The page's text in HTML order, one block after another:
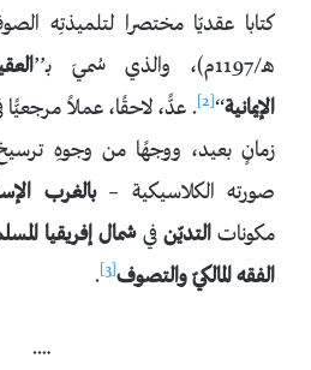
كتابا عقديّا مختصرا لتلميذتِه
هـ/1197م)، والذي سُميَ بـ’’
الإيمانية‘‘
[2]
. عدًّ، لاحقًا، عملاً مرجعيًّا
زمانٍ بعيد، ووجهًا من وجوهِ
صورته الكلاسيكية –بالغرب
مكوناتالتديّن فيشمال إفريقيا
الفقه المالكيّ والتصوف[3]
.
….